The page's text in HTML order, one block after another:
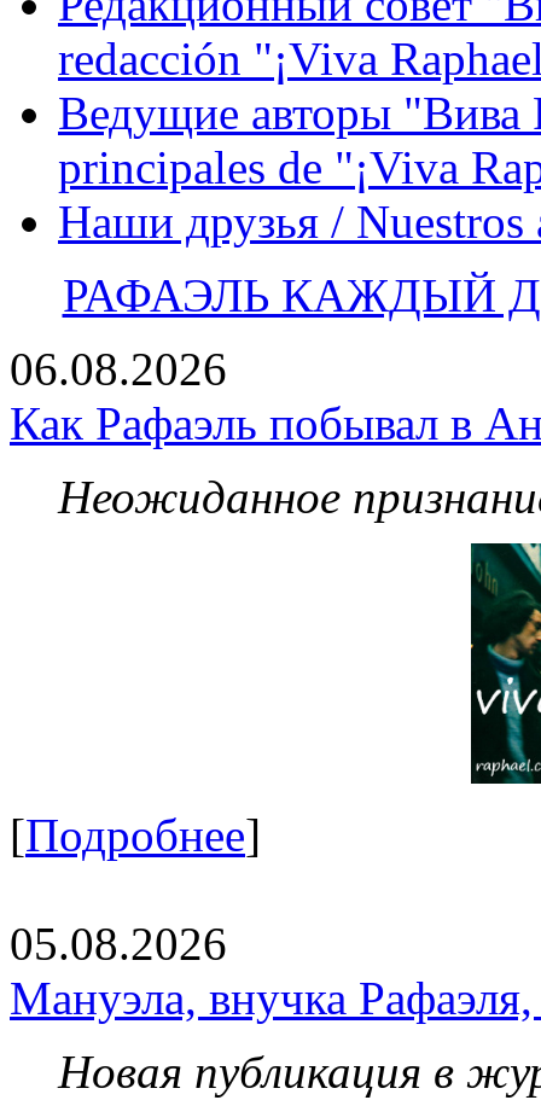
redacción "¡Viva
Ведущие авторы "Вива
principales de "¡Viva
Наши друзья / Nuestros
РАФАЭЛЬ КАЖДЫЙ
06.08.2026
Как Рафаэль побывал в
Неожиданное
[Подробнее]
05.08.2026
Мануэла, внучка
Новая публикация в